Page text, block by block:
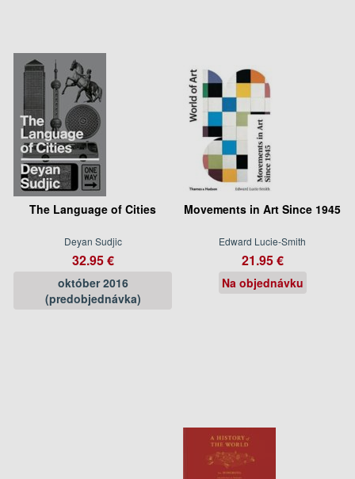
The Language of Cities
Deyan Sudjic
32.95 €
október 2016
(predobjednávka)
Movements in Art Since 1945
Edward Lucie-Smith
21.95 €
Na objednávku